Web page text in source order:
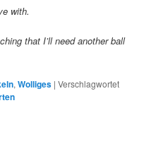
with.
that I’ll need another ball
,Wolliges |Verschlagwortet